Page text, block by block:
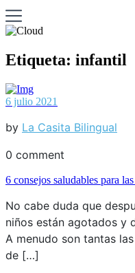
Etiqueta: infantil
6 julio 2021
by La Casita Bilingual
0 comment
6 consejos saludables para
No cabe duda que
niños están agotados y
A menudo son tantas
de […]